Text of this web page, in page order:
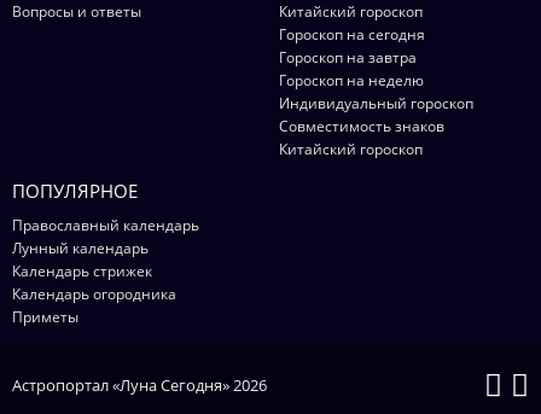
Вопросы и ответы
Китайский гороскоп
Гороскоп на сегодня
Гороскоп на завтра
Гороскоп на неделю
Индивидуальный гороскоп
Совместимость знаков
Китайский гороскоп
ПОПУЛЯРНОЕ
Православный календарь
Лунный календарь
Календарь стрижек
Календарь огородника
Приметы
Астропортал «Луна Сегодня» 2026